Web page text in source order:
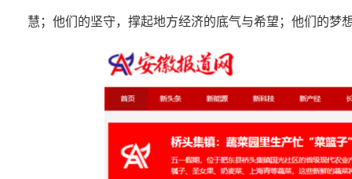
慧；他们的坚守，撑起地方经济的底气与希望；他们的梦